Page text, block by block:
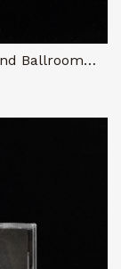
Ballroom